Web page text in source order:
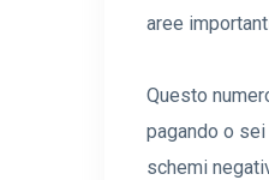
aree
Questo
pagando o
schemi